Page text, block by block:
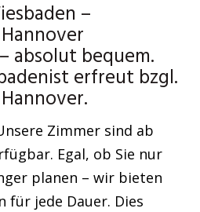
–
absolut bequem.
erfreut bzgl.
Zimmer sind ab
Egal, ob Sie nur
planen – wir bieten
für jede Dauer. Dies